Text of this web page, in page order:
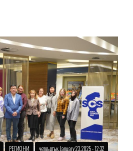
РЕГИОНИ четвъртък, January 23, 2025 - 12:32